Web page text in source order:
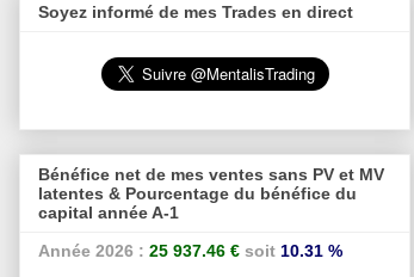
Soyez informé de mes Trades en direct
Bénéfice net de mes ventes sans PV et MV
latentes & Pourcentage du bénéfice du
capital année A-1
Année 2026 : 25 937.46 € soit 10.31 %